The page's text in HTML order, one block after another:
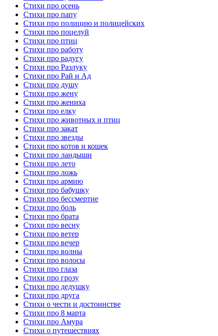
Стихи про осень
Стихи про папу
Стихи про полицию и полицейских
Стихи про поцелуй
Стихи про птиц
Стихи про работу
Стихи про радугу
Стихи про Разлуку
Стихи про Рай и Ад
Стихи про душу
Стихи про жену
Стихи про жениха
Стихи про елку
Стихи про животных и птиц
Стихи про закат
Стихи про звезды
Стихи про котов и кошек
Стихи про ландыши
Стихи про лето
Стихи про ложь
Стихи про армию
Стихи про бабушку
Стихи про бессмертие
Стихи про боль
Стихи про брата
Стихи про весну
Стихи про ветер
Стихи про вечер
Стихи про волны
Стихи про волосы
Стихи про глаза
Стихи про грозу
Стихи про дедушку
Стихи про друга
Стихи о чести и достоинстве
Стихи про 8 марта
Стихи про Амура
Стихи о путешествиях